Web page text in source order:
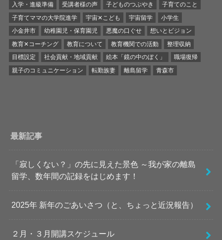
入学・進級準備
受講者様の声 子どものつぶやき
子育てのこと
子育てママの大学院進学
宇宙✕こども 宇宙留学
小学生
小金井市
幼稚園児・保育園児 悪魔の口ぐせ
想いとビジョン
教育✕コーチング
教育について 教育機関での活動
整理収納
目標設定
社会貢献・地域貢献 絵本「鏡の中のぼく」
職場復帰
親子のコミュニケーション
転勤族妻 離島留学 青森市
最新記事
「寂しくない？」の先に見えた景色 ～我が家の離島
留学、数年間の記録をはじめます！
2025年 新年のごあいさつ（と、ちょっと近況報告）
２月・３月開講スケジュール